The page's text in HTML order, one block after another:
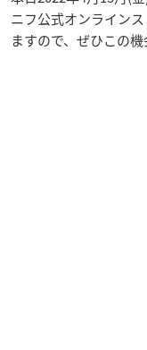
ニフ公式オンライン
ますので、ぜひこの